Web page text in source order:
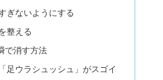
ぎないようにする
整える
で消す方法
足ウラシュッシュ」がスゴイ